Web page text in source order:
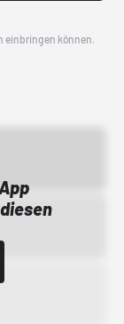
einbringen können.